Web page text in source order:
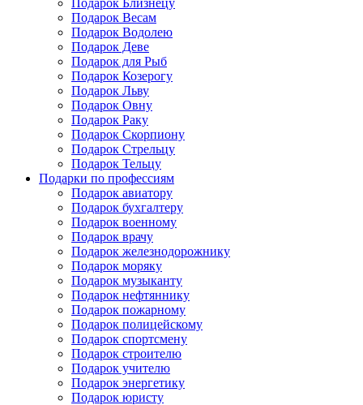
Подарок Близнецу
Подарок Весам
Подарок Водолею
Подарок Деве
Подарок для Рыб
Подарок Козерогу
Подарок Льву
Подарок Овну
Подарок Раку
Подарок Скорпиону
Подарок Стрельцу
Подарок Тельцу
Подарки по профессиям
Подарок авиатору
Подарок бухгалтеру
Подарок военному
Подарок врачу
Подарок железнодорожнику
Подарок моряку
Подарок музыканту
Подарок нефтяннику
Подарок пожарному
Подарок полицейскому
Подарок спортсмену
Подарок строителю
Подарок учителю
Подарок энергетику
Подарок юристу